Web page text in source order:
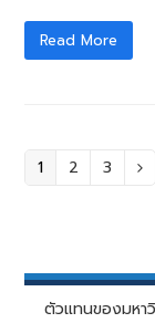
Read More
1 2 3
ตัวแทนของมหา